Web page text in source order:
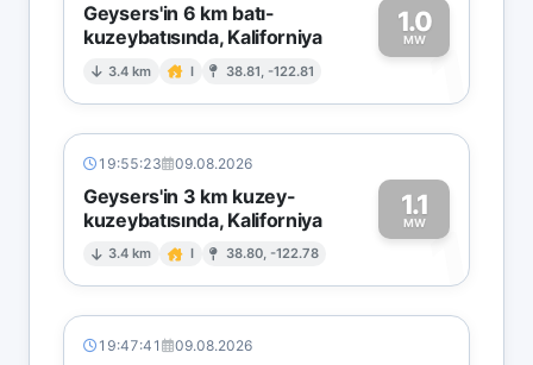
Geysers'in 6 km batı-
kuzeybatısında, Kaliforniya
3.4 km I 38.81, -122.81
1.0
MW1
19:55:23 09.08.2026
Geysers'in 3 km kuzey-
kuzeybatısında, Kaliforniya
3.4 km I 38.80, -122.78
1.1
MW1
19:47:41 09.08.2026